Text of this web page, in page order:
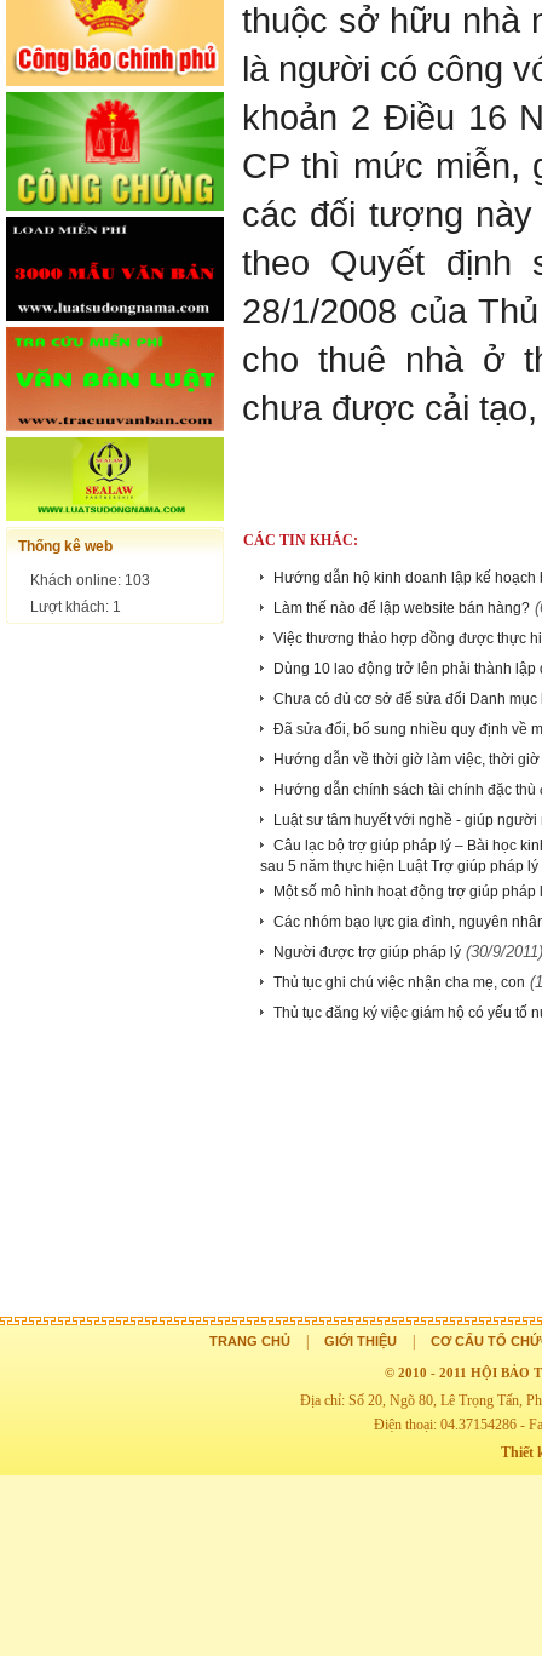
Thống kê web
Khách online: 103
Lượt khách: 1
thuộc sở hữu nhà
là người có công
khoản 2 Điều 16
CP thì mức miễn,
các đối tượng
theo Quyết định
28/1/2008 của
cho thuê nhà ở
chưa được cải
CÁC TIN KHÁC:
Hướng dẫn hộ kinh doanh lập kế hoạch
Làm thế nào để lập website bán hàng?
Việc thương thảo hợp đồng được thực
Dùng 10 lao động trở lên phải thành lập
Chưa có đủ cơ sở để sửa đổi Danh mục
Đã sửa đổi, bổ sung nhiều quy định về
Hướng dẫn về thời giờ làm việc, thời
Hướng dẫn chính sách tài chính đặc
Luật sư tâm huyết với nghề - giúp người
Câu lạc bộ trợ giúp pháp lý – Bài học
sau 5 năm thực hiện Luật Trợ giúp pháp lý
Một số mô hình hoạt động trợ giúp pháp
Các nhóm bạo lực gia đình, nguyên
Người được trợ giúp pháp lý (30/9/2011)
Thủ tục ghi chú việc nhận cha mẹ, con
Thủ tục đăng ký việc giám hộ có yếu tố
TRANG CHỦ GIỚI THIỆU CƠ CẤU TỔ
© 2010 - 2011 HỘI BẢO
Địa chỉ: Số 20, Ngõ 80, Lê Trọng Tấn,
Điện thoại: 04.37154286 -
Thiết